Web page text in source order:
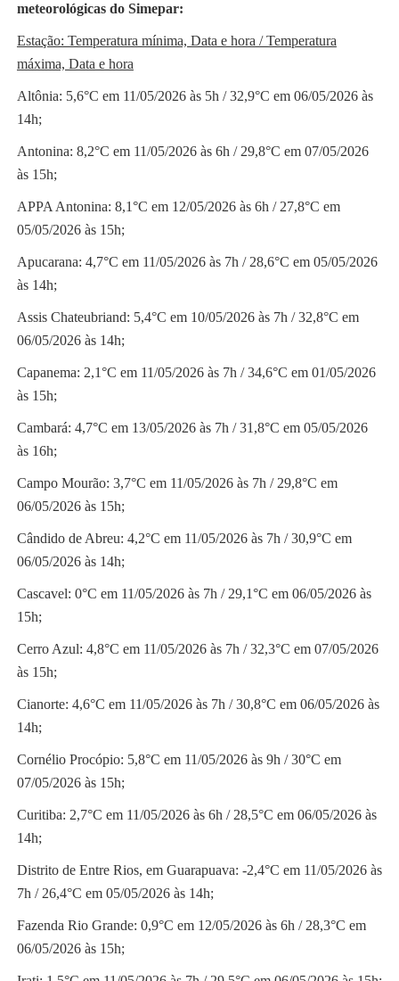
meteorológicas do Simepar:
Estação: Temperatura mínima, Data e hora / Temperatura
máxima, Data e hora
Altônia: 5,6°C em 11/05/2026 às 5h / 32,9°C em 06/05/2026 às
14h;
Antonina: 8,2°C em 11/05/2026 às 6h / 29,8°C em 07/05/2026
às 15h;
APPA Antonina: 8,1°C em 12/05/2026 às 6h / 27,8°C em
05/05/2026 às 15h;
Apucarana: 4,7°C em 11/05/2026 às 7h / 28,6°C em 05/05/2026
às 14h;
Assis Chateubriand: 5,4°C em 10/05/2026 às 7h / 32,8°C em
06/05/2026 às 14h;
Capanema: 2,1°C em 11/05/2026 às 7h / 34,6°C em 01/05/2026
às 15h;
Cambará: 4,7°C em 13/05/2026 às 7h / 31,8°C em 05/05/2026
às 16h;
Campo Mourão: 3,7°C em 11/05/2026 às 7h / 29,8°C em
06/05/2026 às 15h;
Cândido de Abreu: 4,2°C em 11/05/2026 às 7h / 30,9°C em
06/05/2026 às 14h;
Cascavel: 0°C em 11/05/2026 às 7h / 29,1°C em 06/05/2026 às
15h;
Cerro Azul: 4,8°C em 11/05/2026 às 7h / 32,3°C em 07/05/2026
às 15h;
Cianorte: 4,6°C em 11/05/2026 às 7h / 30,8°C em 06/05/2026 às
14h;
Cornélio Procópio: 5,8°C em 11/05/2026 às 9h / 30°C em
07/05/2026 às 15h;
Curitiba: 2,7°C em 11/05/2026 às 6h / 28,5°C em 06/05/2026 às
14h;
Distrito de Entre Rios, em Guarapuava: -2,4°C em 11/05/2026 às
7h / 26,4°C em 05/05/2026 às 14h;
Fazenda Rio Grande: 0,9°C em 12/05/2026 às 6h / 28,3°C em
06/05/2026 às 15h;